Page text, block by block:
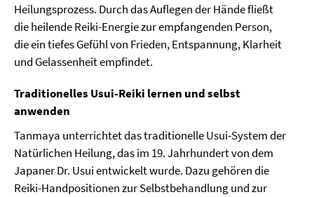
Heilungsprozess. Durch das Auflegen der Hände fließt
die heilende Reiki-Energie zur empfangenden Person,
die ein tiefes Gefühl von Frieden, Entspannung, Klarheit
und Gelassenheit empfindet.
Traditionelles Usui-Reiki lernen und selbst
anwenden
Tanmaya unterrichtet das traditionelle Usui-System der
Natürlichen Heilung, das im 19. Jahrhundert von dem
Japaner Dr. Usui entwickelt wurde. Dazu gehören die
Reiki-Handpositionen zur Selbstbehandlung und zur